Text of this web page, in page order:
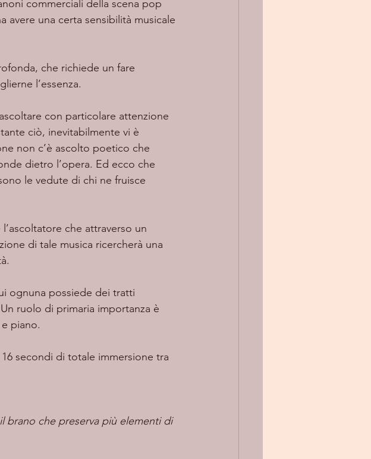
una certa sensibilità musicale
l’essenza.
ciò, inevitabilmente vi è
non c’è ascolto poetico che
dietro l’opera. Ed ecco che
le vedute di chi ne fruisce
di tale musica ricercherà una
ruolo di primaria importanza è
piano.
brano che preserva più elementi di